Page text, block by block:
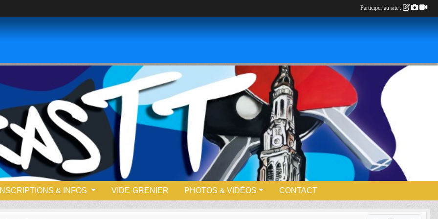
INSCRIPTIONS & INFOS VIDE-GRENIER PHOTOS & VIDÉOS CONTACT
Participer au site :